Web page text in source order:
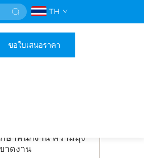
TH
ขอใบเสนอราคา
ศีรษะจึงสร้างคุณค่าที่
ะโยชน์ที่พิสูจน์ได้
หรับพนักงาน
ษาพนักงาน ความมุ่ง
าดงาน